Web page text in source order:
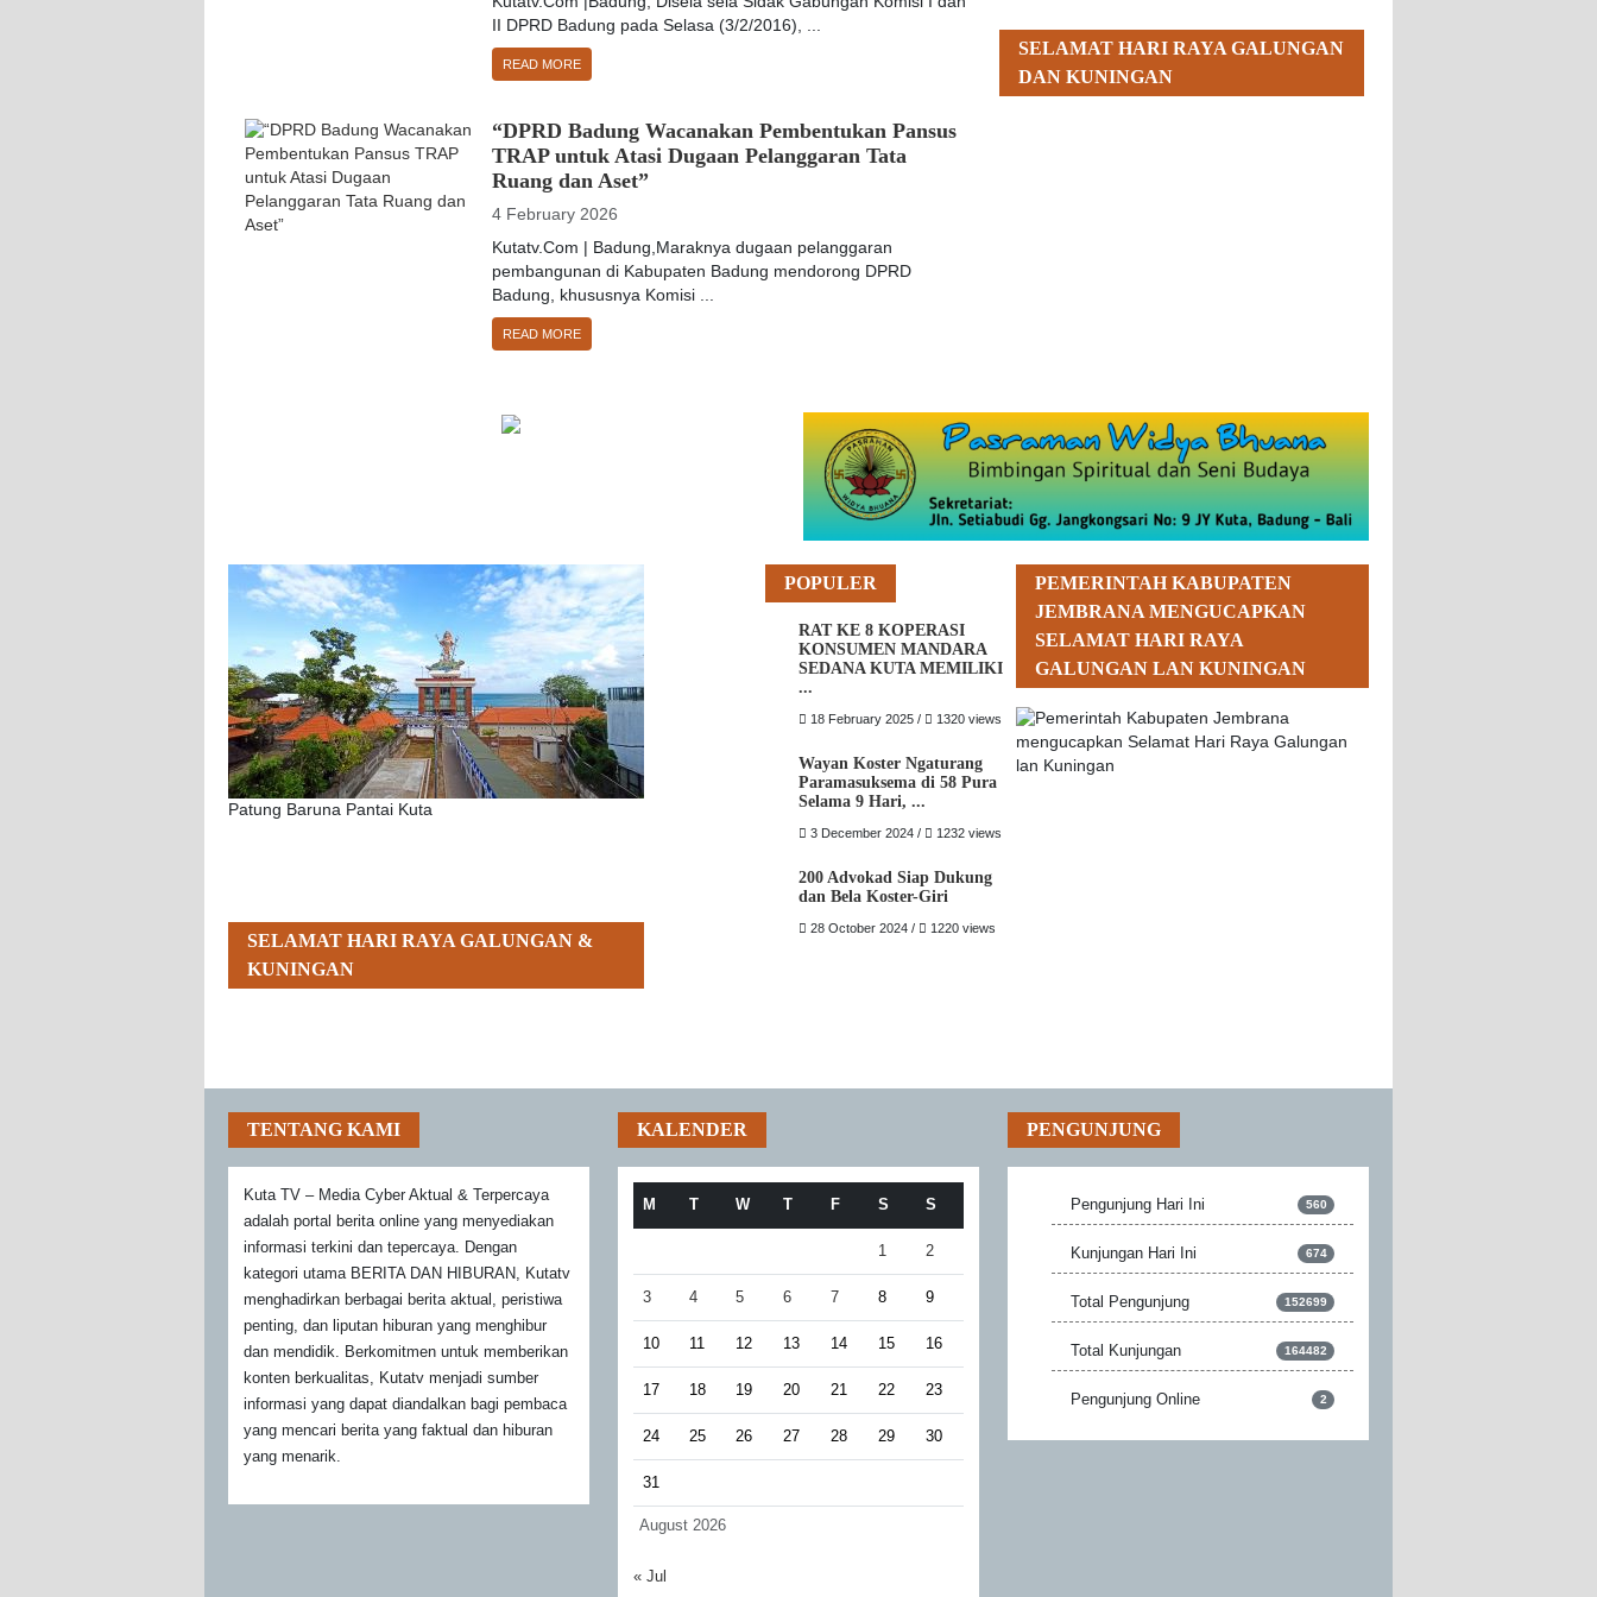
II DPRD Badung pada Selasa (3/2/2016), ...
READ MORE
“DPRD Badung Wacanakan Pembentukan Pansus
TRAP untuk Atasi Dugaan Pelanggaran Tata
Ruang dan Aset”
4 February 2026
Kutatv.Com | Badung,Maraknya dugaan pelanggaran
pembangunan di Kabupaten Badung mendorong DPRD
Badung, khususnya Komisi ...
READ MORE
SELAMAT HARI RAYA GALUNGAN
DAN KUNINGAN
Patung Baruna Pantai Kuta
SELAMAT HARI RAYA GALUNGAN &
KUNINGAN
POPULER
RAT KE 8 KOPERASI
KONSUMEN MANDARA
SEDANA KUTA MEMILIKI
...
18 February 2025 / 1320 views
Wayan Koster Ngaturang
Paramasuksema di 58 Pura
Selama 9 Hari, ...
3 December 2024 / 1232 views
200 Advokad Siap Dukung
dan Bela Koster-Giri
28 October 2024 / 1220 views
PEMERINTAH KABUPATEN
JEMBRANA MENGUCAPKAN
SELAMAT HARI RAYA
GALUNGAN LAN KUNINGAN
TENTANG KAMI
Kuta TV – Media Cyber Aktual & Terpercaya
adalah portal berita online yang menyediakan
informasi terkini dan tepercaya. Dengan
kategori utama BERITA DAN HIBURAN, Kutatv
menghadirkan berbagai berita aktual, peristiwa
penting, dan liputan hiburan yang menghibur
dan mendidik. Berkomitmen untuk memberikan
konten berkualitas, Kutatv menjadi sumber
informasi yang dapat diandalkan bagi pembaca
yang mencari berita yang faktual dan hiburan
yang menarik.
KALENDER
August 2026
M T W T F S S
1 2
3 4 5 6 7 8 9
10 11 12 13 14 15 16
17 18 19 20 21 22 23
24 25 26 27 28 29 30
31
« Jul
PENGUNJUNG
Pengunjung Hari Ini 560
Kunjungan Hari Ini 674
Total Pengunjung 152699
Total Kunjungan 164482
Pengunjung Online 2